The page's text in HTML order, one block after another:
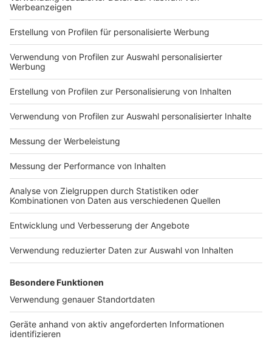
Markiere sie hierfür mit einem
Impressum
Nutzungsbedingungen
Jobs
Presse
Werben
Archiv
ANTENNE BAYERN GROUP
Stiftung ANTENNE BAYERN
Kontakt
Studio-Hotline
Verkehrs-Hotline
Newsletter